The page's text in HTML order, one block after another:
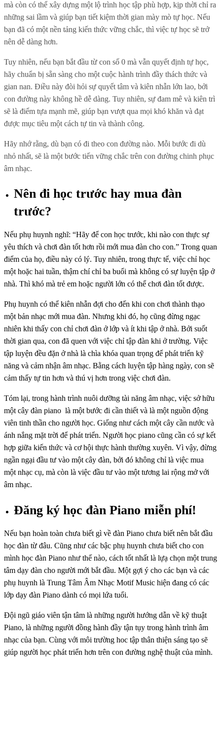
mà còn có thể xây dựng một lộ trình học tập phù hợp, kịp thời chỉ ra
những sai lầm và giúp bạn tiết kiệm thời gian mày mò tự học. Nếu
bạn đã có một nền tảng kiến thức vững chắc, thì việc tự học sẽ trở
nên dễ dàng hơn.
Tuy nhiên, nếu bạn bắt đầu từ con số 0 mà vẫn quyết định tự học,
hãy chuẩn bị sẵn sàng cho một cuộc hành trình đầy thách thức và
gian nan. Điều này đòi hỏi sự quyết tâm và kiên nhẫn lớn lao, bởi
con đường này không hề dễ dàng. Tuy nhiên, sự đam mê và kiên trì
sẽ là điểm tựa mạnh mẽ, giúp bạn vượt qua mọi khó khăn và đạt
được mục tiêu một cách tự tin và thành công.
Hãy nhớ rằng, dù bạn có đi theo con đường nào. Mỗi bước đi dù
nhỏ nhất, sẽ là một bước tiến vững chắc trên con đường chinh phục
âm nhạc.
Nên đi học trước hay mua đàn
trước?
Nếu phụ huynh nghĩ: “Hãy để con học trước, khi nào con thực sự
yêu thích và chơi đàn tốt hơn rồi mới mua đàn cho con.” Trong quan
điểm của họ, điều này có lý. Tuy nhiên, trong thực tế, việc chỉ học
một hoặc hai tuần, thậm chí chỉ ba buổi mà không có sự luyện tập ở
nhà. Thì khó mà trẻ em hoặc người lớn có thể chơi đàn tốt được.
Phụ huynh có thể kiên nhẫn đợi cho đến khi con chơi thành thạo
một bản nhạc mới mua đàn. Nhưng khi đó, họ cũng đừng ngạc
nhiên khi thấy con chỉ chơi đàn ở lớp và ít khi tập ở nhà. Bởi suốt
thời gian qua, con đã quen với việc chỉ tập đàn khi ở trường. Việc
tập luyện đều đặn ở nhà là chìa khóa quan trọng để phát triển kỹ
năng và cảm nhận âm nhạc. Bằng cách luyện tập hàng ngày, con sẽ
cảm thấy tự tin hơn và thú vị hơn trong việc chơi đàn.
Tóm lại, trong hành trình nuôi dưỡng tài năng âm nhạc, việc sở hữu
một cây đàn piano là một bước đi cần thiết và là một nguồn động
viên tinh thần cho người học. Giống như cách một cây cần nước và
ánh nắng mặt trời để phát triển. Người học piano cũng cần có sự kết
hợp giữa kiến thức và cơ hội thực hành thường xuyên. Vì vậy, đừng
ngần ngại đầu tư vào một cây đàn, bởi đó không chỉ là việc mua
một nhạc cụ, mà còn là việc đầu tư vào một tương lai rộng mở với
âm nhạc.
Đăng ký học đàn Piano miễn phí!
Nếu bạn hoàn toàn chưa biết gì về đàn Piano chưa biết nên bắt đầu
học đàn từ đâu. Cũng như các bậc phụ huynh chưa biết cho con
mình học đàn Piano như thế nào, cách tốt nhất là lựạ chọn một trung
tâm dạy đàn cho người mới bắt đầu. Một gợi ý cho các bạn và các
phụ huynh là Trung Tâm Âm Nhạc Motif Music hiện đang có các
lớp dạy đàn Piano dành có mọi lứa tuổi.
Đội ngũ giáo viên tận tâm là những người hướng dẫn về kỹ thuật
Piano, là những người đồng hành đầy tận tụy trong hành trình âm
nhạc của bạn. Cùng với môi trường hoc tập thân thiện sáng tạo sẽ
giúp người học phát triển hơn trên con đường nghệ thuật của mình.